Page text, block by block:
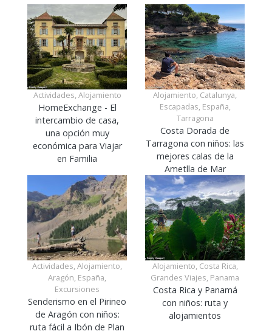
Actividades, Alojamiento
HomeExchange - El
intercambio de casa,
una opción muy
económica para Viajar
en Familia
Alojamiento, Catalunya,
Escapadas, España,
Tarragona
Costa Dorada de
Tarragona con niños: las
mejores calas de la
Ametlla de Mar
Actividades, Alojamiento,
Aragón, España,
Excursiones
Senderismo en el Pirineo
de Aragón con niños:
ruta fácil a Ibón de Plan
Alojamiento, Costa Rica,
Grandes Viajes, Panama
Costa Rica y Panamá
con niños: ruta y
alojamientos